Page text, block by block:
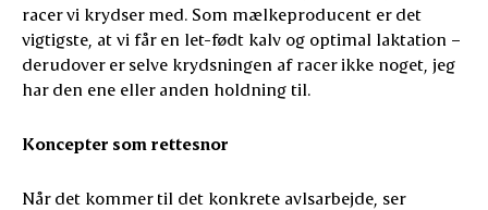
racer vi krydser med. Som mælkeproducent er det
vigtigste, at vi får en let-født kalv og optimal laktation –
derudover er selve krydsningen af racer ikke noget, jeg
har den ene eller anden holdning til.
Koncepter som rettesnor
Når det kommer til det konkrete avlsarbejde, ser